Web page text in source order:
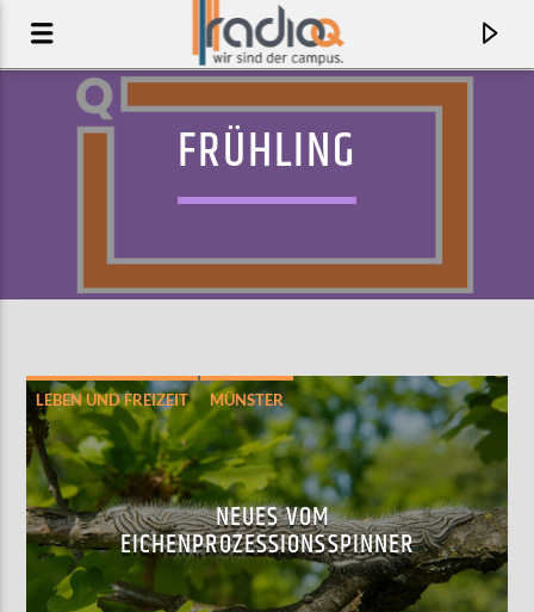
AKTUELLER TRACK
ORGANOID
DREAM NAILS
FRÜHLING
LEBEN UND FREIZEIT MÜNSTER
NEUES VOM
EICHENPROZESSIONSSPINNER